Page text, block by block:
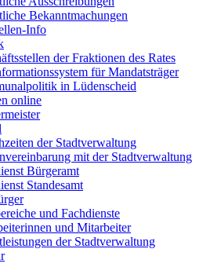
Bekanntmachungen
Info
der Fraktionen des Rates
für Mandatsträger
in Lüdenscheid
online
der Stadtverwaltung
mit der Stadtverwaltung
Bürgeramt
Standesamt
und Fachdienste
und Mitarbeiter
der Stadtverwaltung